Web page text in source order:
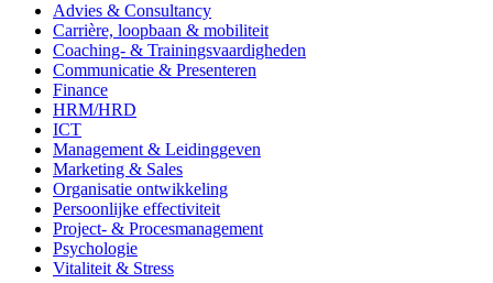
Advies & Consultancy
Carrière, loopbaan & mobiliteit
Coaching- & Trainingsvaardigheden
Communicatie & Presenteren
Finance
HRM/HRD
ICT
Management & Leidinggeven
Marketing & Sales
Organisatie ontwikkeling
Persoonlijke effectiviteit
Project- & Procesmanagement
Psychologie
Vitaliteit & Stress